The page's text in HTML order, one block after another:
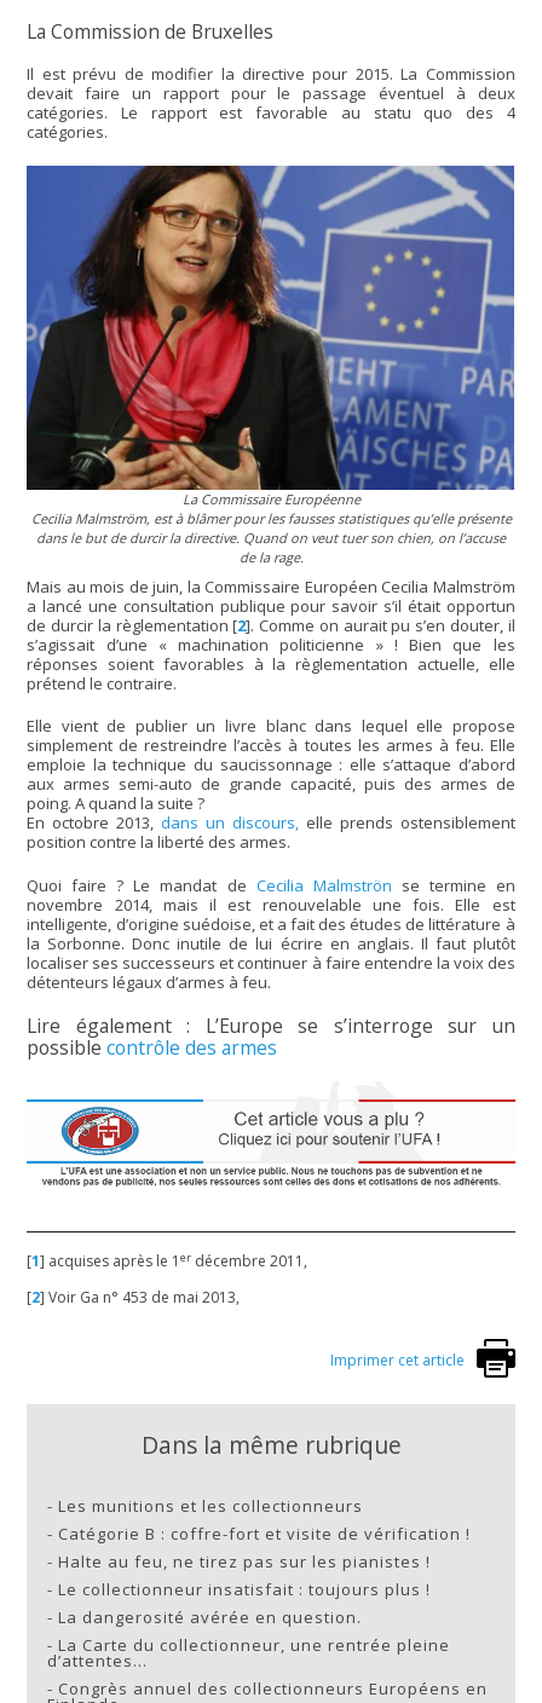
La Commission de Bruxelles
Il est prévu de modifier la directive pour 2015. La Commission
devait faire un rapport pour le passage éventuel à deux
catégories. Le rapport est favorable au statu quo des 4
catégories.
La Commissaire Européenne
Cecilia Malmström, est à blâmer pour les fausses statistiques qu’elle présente
dans le but de durcir la directive. Quand on veut tuer son chien, on l’accuse
de la rage.
Mais au mois de juin, la Commissaire Européen Cecilia Malmström
a lancé une consultation publique pour savoir s’il était opportun
de durcir la règlementation [2]. Comme on aurait pu s’en douter, il
s’agissait d’une « machination politicienne » ! Bien que les
réponses soient favorables à la règlementation actuelle, elle
prétend le contraire.
Elle vient de publier un livre blanc dans lequel elle propose
simplement de restreindre l’accès à toutes les armes à feu. Elle
emploie la technique du saucissonnage : elle s’attaque d’abord
aux armes semi-auto de grande capacité, puis des armes de
poing. A quand la suite ?
En octobre 2013,dans un discours,elle prends ostensiblement
position contre la liberté des armes.
Quoi faire ? Le mandat de Cecilia Malmströn se termine en
novembre 2014, mais il est renouvelable une fois. Elle est
intelligente, d’origine suédoise, et a fait des études de littérature à
la Sorbonne. Donc inutile de lui écrire en anglais. Il faut plutôt
localiser ses successeurs et continuer à faire entendre la voix des
détenteurs légaux d’armes à feu.
Lire également : L’Europe se s’interroge sur un
possiblecontrôle des armes
[1] acquises après le 1er décembre 2011,
[2]Voir Ga n° 453 de mai 2013,
Imprimer cet article
Dans la même rubrique
-Les munitions et les collectionneurs
- Catégorie B : coffre-fort et visite de vérification !
-Halte au feu, ne tirez pas sur les pianistes !
-Le collectionneur insatisfait : toujours plus !
-La dangerosité avérée en question.
-La Carte du collectionneur, une rentrée pleine
d’attentes…
- Congrès annuel des collectionneurs Européens en